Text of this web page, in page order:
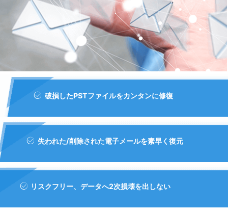
 破損したPSTファイルをカンタンに修復
 失われた/削除された電子メールを素早く復元
 リスクフリー、データへ2次損壊を出しない